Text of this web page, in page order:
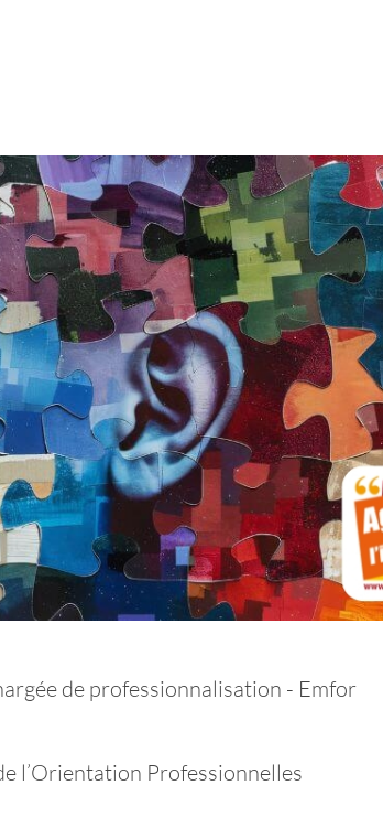
de professionnalisation - Emfor
l’Orientation Professionnelles